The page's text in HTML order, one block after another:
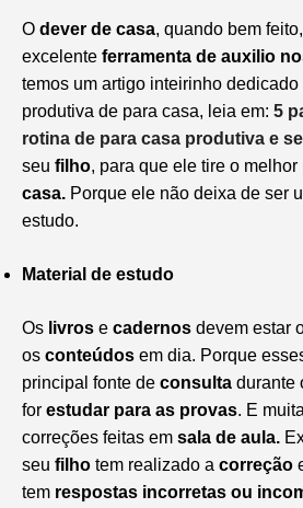
O dever de casa, quando bem
excelente ferramenta de auxilio
temos um artigo inteirinho dedicado
produtiva de para casa, leia em: 5
rotina de para casa produtiva e
seu filho, para que ele tire o
casa. Porque ele não deixa de ser
estudo.
Material de estudo
Os livros e cadernos devem estar
os conteúdos em dia. Porque
principal fonte de consulta durante
for estudar para as provas. E
correções feitas em sala de aula.
seu filho tem realizado a correção
tem respostas incorretas ou